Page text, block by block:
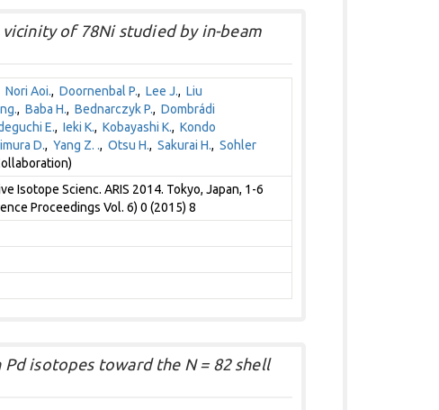
of 78Ni studied by in-beam
Nori Aoi., Doornenbal P., Lee J., Liu
, Baba H., Bednarczyk P., Dombrádi
E., Ieki K., Kobayashi K., Kondo
D., Yang Z. ., Otsu H., Sakurai H., Sohler
Isotope Scienc. ARIS 2014. Tokyo, Japan, 1-6
Proceedings Vol. 6) 0 (2015) 8
isotopes toward the N = 82 shell